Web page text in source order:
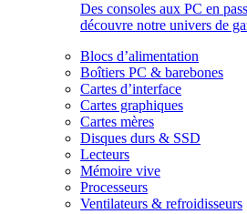
Des consoles aux PC en
découvre notre univers de
Blocs d’alimentation
Boîtiers PC & barebones
Cartes d’interface
Cartes graphiques
Cartes mères
Disques durs & SSD
Lecteurs
Mémoire vive
Processeurs
Ventilateurs & refroidisseurs